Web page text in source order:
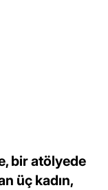
bir atölyede
üç kadın,